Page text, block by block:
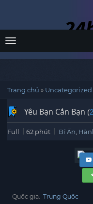
Menu
Trang chủ » Uncategorized
Yêu Bạn Cắn Bạn (
Full 62 phút Bí Ẩn
Quốc gia: Trung Quốc